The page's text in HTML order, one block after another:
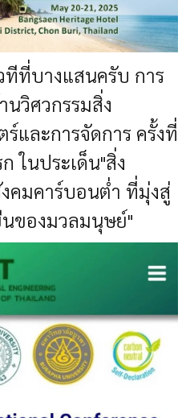
ทีที่บางแสนครับ การ
วิศวกรรมสิ่ง
และการจัดการ ครั้งที่
ในประเด็น"สิ่ง
คมคาร์บอนต่ำ ที่มุ่งสู่
ของมวลมนุษย์"